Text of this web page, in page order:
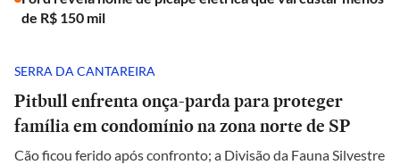
de R$ 150 mil
SERRA DA CANTAREIRA
Pitbull enfrenta onça-parda para proteger
família em condomínio na zona norte de SP
Cão ficou ferido após confronto; a Divisão da Fauna Silvestre